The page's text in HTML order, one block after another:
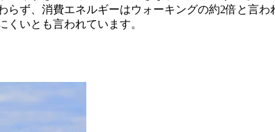
ず、消費エネルギーはウォーキングの約2倍と言
いとも言われています。